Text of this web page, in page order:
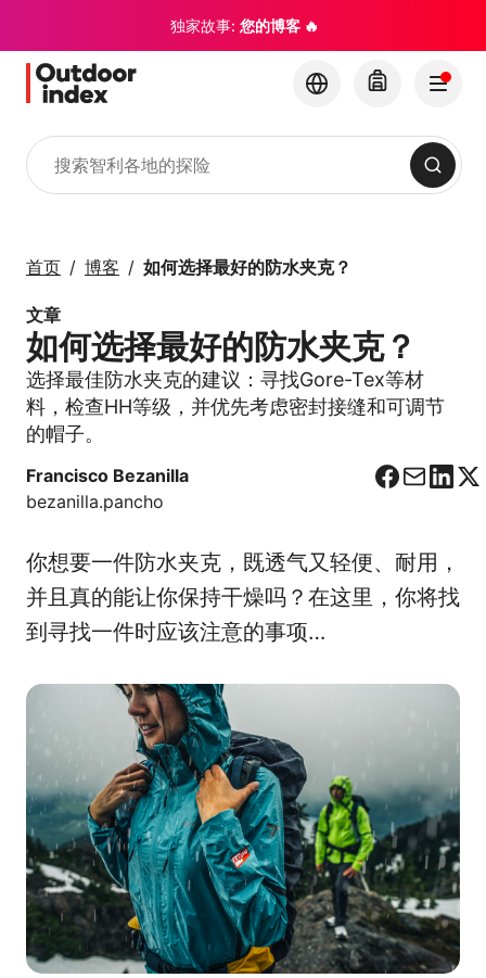
独家故事: 您的博客 🔥
搜索
首页 博客 如何选择最好的防水夹克？
文章
如何选择最好的防水夹克？
选择最佳防水夹克的建议：寻找Gore-Tex等材
料，检查HH等级，并优先考虑密封接缝和可调节
的帽子。
Francisco Bezanilla
bezanilla.pancho
F
b
C
r
e
L
k
e
X
你想要一件防水夹克，既透气又轻便、耐用，
并且真的能让你保持干燥吗？在这里，你将找
到寻找一件时应该注意的事项…
与 Outdoor Index 一
起探索智利及其隐藏的